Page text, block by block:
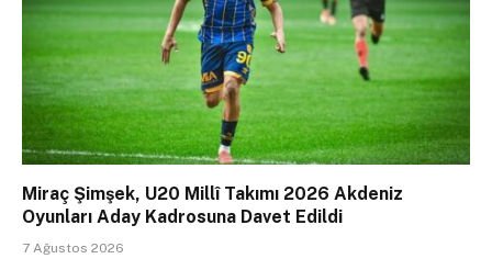
Miraç Şimşek, U20 Millî Takımı 2026 Akdeniz
Oyunları Aday Kadrosuna Davet Edildi
7 Ağustos 2026